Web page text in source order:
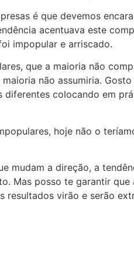
é que devemos
acentuava este
impopular e arriscado.
que a maioria não
não assumiria.
colocando em
hoje não o
mudam a direção, a
Mas posso te garantir
virão e serão